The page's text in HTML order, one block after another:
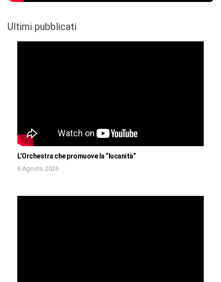
Ultimi pubblicati
L’Orchestra che promuove la “lucanità”
6 Agosto 2026